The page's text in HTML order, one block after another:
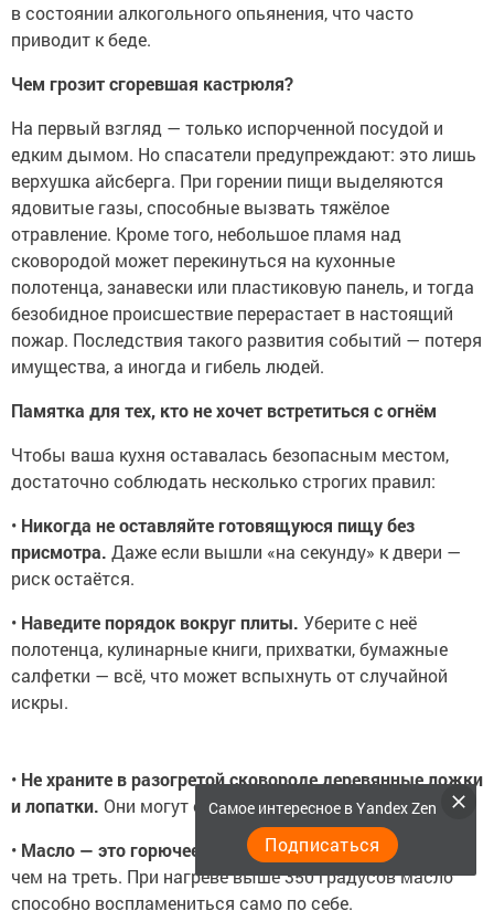
в состоянии алкогольного опьянения, что часто
приводит к беде.
Чем грозит сгоревшая кастрюля?
На первый взгляд — только испорченной посудой и
едким дымом. Но спасатели предупреждают: это лишь
верхушка айсберга. При горении пищи выделяются
ядовитые газы, способные вызвать тяжёлое
отравление. Кроме того, небольшое пламя над
сковородой может перекинуться на кухонные
полотенца, занавески или пластиковую панель, и тогда
безобидное происшествие перерастает в настоящий
пожар. Последствия такого развития событий — потеря
имущества, а иногда и гибель людей.
Памятка для тех, кто не хочет встретиться с огнём
Чтобы ваша кухня оставалась безопасным местом,
достаточно соблюдать несколько строгих правил:
• Никогда не оставляйте готовящуюся пищу без
присмотра. Даже если вышли «на секунду» к двери —
риск остаётся.
• Наведите порядок вокруг плиты. Уберите с неё
полотенца, кулинарные книги, прихватки, бумажные
салфетки — всё, что может вспыхнуть от случайной
искры.
• Не храните в разогретой сковороде деревянные ложки
и лопатки. Они могут обуглиться и загореться.
• Масло — это горючее.
Наполняйте сковороду не более
чем на треть. При нагреве выше 350 градусов масло
способно воспламениться само по себе.
Самое интересное в Yandex Zen
Подписаться